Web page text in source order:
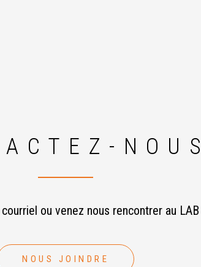
NOUS
ou venez nous rencontrer au
NOUS JOINDRE